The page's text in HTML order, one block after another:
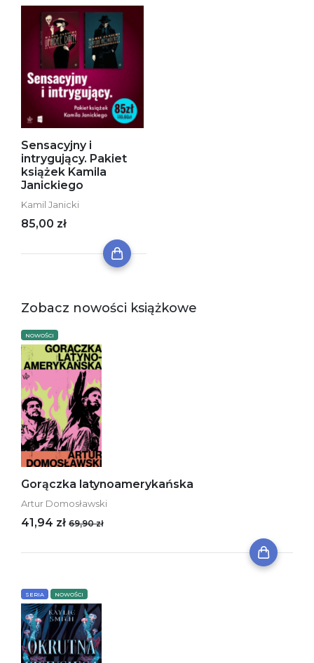
Sensacyjny i
intrygujący. Pakiet
książek Kamila
Janickiego
Kamil Janicki
85,00 zł
Zobacz nowości książkowe
NOWOŚCI
Gorączka latynoamerykańska
Artur Domosławski
41,94 zł 69,90 zł
SERIA NOWOŚCI